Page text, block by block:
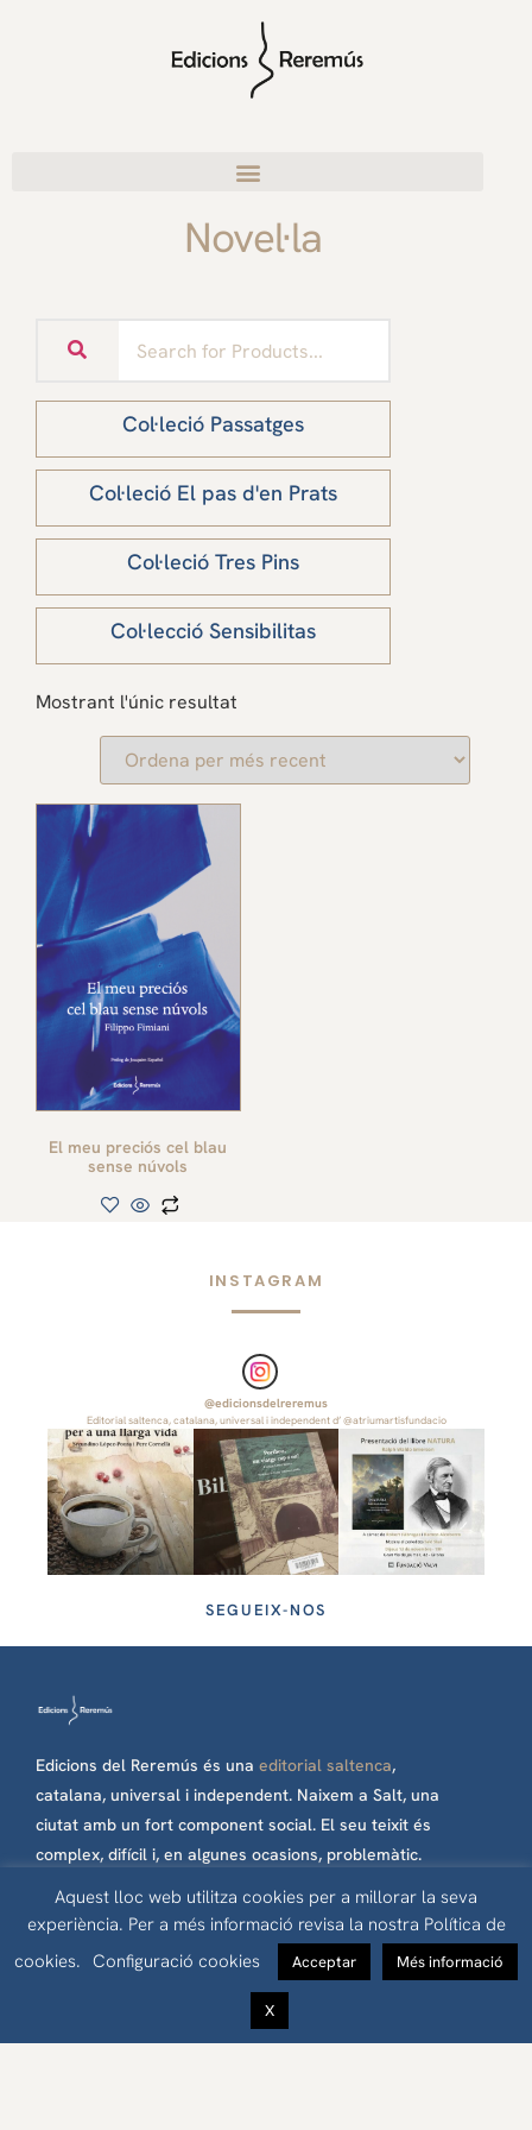
Novel·la
Col·leció Passatges
Col·leció El pas d'en Prats
Col·leció Tres Pins
Col·lecció Sensibilitas
Mostrant l'únic resultat
El meu preciós cel blau
sense núvols
INSTAGRAM
@edicionsdelreremus
Editorial saltenca, catalana, universal i independent d’ @atriumartisfundacio
SEGUEIX-NOS
Edicions del Reremús és una editorial saltenca,
catalana, universal i independent. Naixem a Salt, una
ciutat amb un fort component social. El seu teixit és
complex, difícil i, en algunes ocasions, problemàtic.
futur. Per aquesta raó, els nostres llibres es
publiquen amb il·lusió, esperança i sense lligams
econòmics de cap tipus.
Aquest lloc web utilitza cookies per a millorar la seva
experiència. Per a més informació revisa la nostra Política de
cookies. Configuració cookies Acceptar Més informació
X